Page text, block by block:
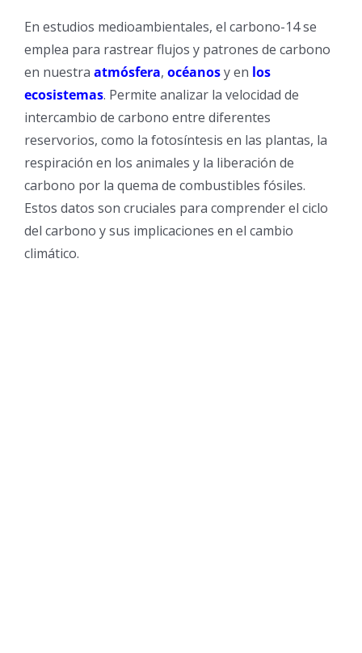
En estudios medioambientales, el carbono-14 se
emplea para rastrear flujos y patrones de carbono
en nuestra atmósfera, océanosy en los
ecosistemas. Permite analizar la velocidad de
intercambio de carbono entre diferentes
reservorios, como la fotosíntesis en las plantas, la
respiración en los animales y la liberación de
carbono por la quema de combustibles fósiles.
Estos datos son cruciales para comprender el ciclo
del carbono y sus implicaciones en el cambio
climático.